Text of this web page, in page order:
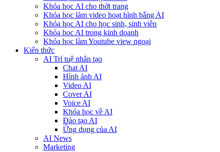
Khóa học AI cho thời trang
Khóa học làm video hoạt hình bằng AI
Khóa học AI cho học sinh, sinh viên
Khóa hoc AI trong kinh doanh
Khóa học làm Youtube view ngoại
Kiến thức
AI Trí tuệ nhân tạo
Chat AI
Hình ảnh AI
Video AI
Cover AI
Voice AI
Khóa học về AI
Đào tạo AI
Ứng dụng của AI
AI News
Marketing